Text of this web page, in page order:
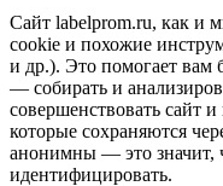
Сайт labelprom.ru, как и
cookie и похожие
и др.). Это помогает вам
— собирать и
совершенствовать сайт
которые сохраняются
анонимны — это значит,
идентифицировать.